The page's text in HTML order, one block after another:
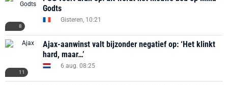
8
Godts
Gisteren, 10:21
11
Ajax-aanwinst valt bijzonder negatief op: ‘Het klinkt
hard, maar…’
6 aug. 08:25